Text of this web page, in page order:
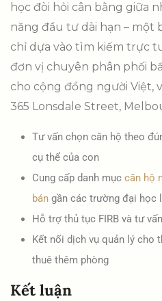
học đòi hỏi cân bằng giữa
năng đầu tư dài hạn – một
chỉ dựa vào tìm kiếm trực
đơn vị chuyên phân phối
cho cộng đồng người Việt,
365 Lonsdale Street,
Tư vấn chọn căn hộ theo
cụ thể của con
Cung cấp danh mục căn hộ
bán gần các trường đại học
Hỗ trợ thủ tục FIRB và tư
Kết nối dịch vụ quản lý cho
thuê thêm phòng
Kết luận